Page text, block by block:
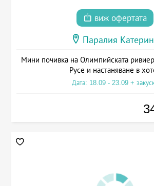
виж офертата
Паралия
Мини почивка на Олимпийската
Русе и настаняване в
Дата: 18.09 - 23.09 +